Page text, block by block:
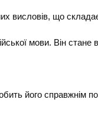
висловів, що
мови. Він стане
його справжнім